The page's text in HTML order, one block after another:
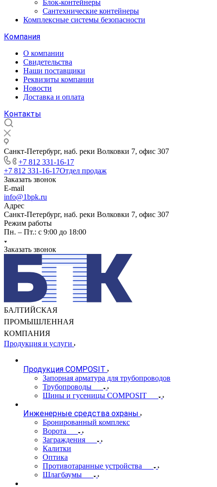
Блок-контейнеры
Сантехнические контейнеры
Комплексные системы безопасности
Компания
О компании
Свидетельства
Наши поставщики
Реквизиты компании
Новости
Доставка и оплата
Контакты
Санкт-Петербург, наб. реки Волковки 7, офис 307
+7 812 331-16-17
+7 812 331-16-17Отдел продаж
Заказать звонок
E-mail
info@1bpk.ru
Адрес
Санкт-Петербург, наб. реки Волковки 7, офис 307
Режим работы
Пн. – Пт.: с 9:00 до 18:00
Заказать звонок
БАЛТИЙСКАЯ
ПРОМЫШЛЕННАЯ
КОМПАНИЯ
Продукция и услуги
Продукция COMPOSIT
Запорная арматура для трубопроводов
Трубопроводы
Шины и гусеницы COMPOSIT
Инженерные средства охраны
Бронированный комплекс
Ворота
Заграждения
Калитки
Оптика
Противотаранные устройства
Шлагбаумы